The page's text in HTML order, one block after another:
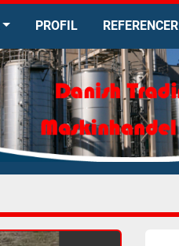
PROFIL REFERENCER